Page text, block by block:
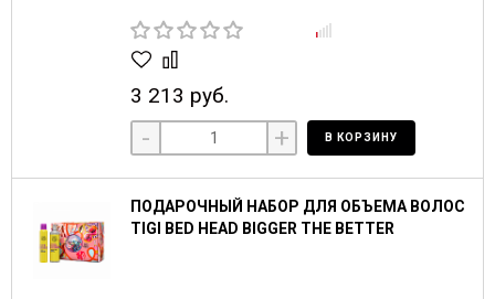
3 213 руб.
- + В КОРЗИНУ
ПОДАРОЧНЫЙ НАБОР ДЛЯ ОБЪЕМА ВОЛОС
TIGI BED HEAD BIGGER THE BETTER